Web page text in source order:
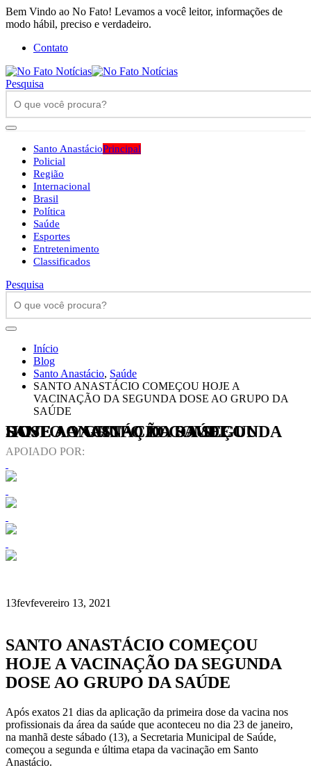
Bem Vindo ao No Fato! Levamos a você leitor, informações de
modo hábil, preciso e verdadeiro.
Contato
Pesquisa
Santo AnastácioPrincipal
Policial
Região
Internacional
Brasil
Política
Saúde
Esportes
Entretenimento
Classificados
Pesquisa
Início
Blog
Santo Anastácio, Saúde
SANTO ANASTÁCIO COMEÇOU HOJE A
VACINAÇÃO DA SEGUNDA DOSE AO GRUPO DA
SAÚDE
SANTO ANASTÁCIO COMEÇOU HOJE A VACINAÇÃO DA SEGUNDA DOSE AO GRUPO DA SAÚDE
APOIADO POR:
13fevfevereiro 13, 2021
SANTO ANASTÁCIO COMEÇOU
HOJE A VACINAÇÃO DA SEGUNDA
DOSE AO GRUPO DA SAÚDE
Após exatos 21 dias da aplicação da primeira dose da vacina nos
profissionais da área da saúde que aconteceu no dia 23 de janeiro,
na manhã deste sábado (13), a Secretaria Municipal de Saúde,
começou a segunda e última etapa da vacinação em Santo
Anastácio.